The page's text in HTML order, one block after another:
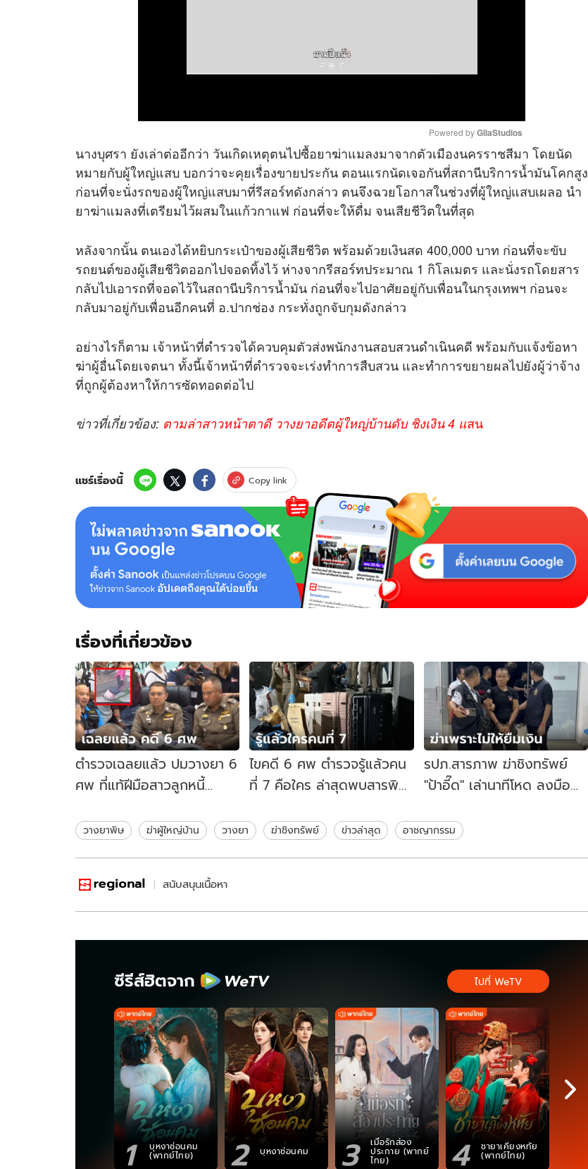
M
u
t
Powered by GliaStudios
นางบุศรา ยังเล่าต่ออีกว่า วันเกิดเหตุตนไปซื้อยาฆ่าแมลงมาจากตัวเมืองนครราชสีมา โดยนัด
หมายกับผู้ใหญ่แสบ บอกว่าจะคุยเรื่องขายประกัน ตอนแรกนัดเจอกันที่สถานีบริการน้ำมันโคกสูง
ก่อนที่จะนั่งรถของผู้ใหญ่แสบมาที่รีสอร์ทดังกล่าว ตนจึงฉวยโอกาสในช่วงที่ผู้ใหญ่แสบเผลอ นำ
ยาฆ่าแมลงที่เตรียมไว้ผสมในแก้วกาแฟ ก่อนที่จะให้ดื่ม จนเสียชีวิตในที่สุด
หลังจากนั้น ตนเองได้หยิบกระเป๋าของผู้เสียชีวิต พร้อมด้วยเงินสด 400,000 บาท ก่อนที่จะขับ
รถยนต์ของผู้เสียชีวิตออกไปจอดทิ้งไว้ ห่างจากรีสอร์ทประมาณ 1 กิโลเมตร และนั่งรถโดยสาร
กลับไปเอารถที่จอดไว้ในสถานีบริการน้ำมัน ก่อนที่จะไปอาศัยอยู่กับเพื่อนในกรุงเทพฯ ก่อนจะ
กลับมาอยู่กับเพื่อนอีกคนที่ อ.ปากช่อง กระทั่งถูกจับกุมดังกล่าว
อย่างไรก็ตาม เจ้าหน้าที่ตำรวจได้ควบคุมตัวส่งพนักงานสอบสวนดำเนินคดี พร้อมกับแจ้งข้อหา
ฆ่าผู้อื่นโดยเจตนา ทั้งนี้เจ้าหน้าที่ตำรวจจะเร่งทำการสืบสวน และทำการขยายผลไปยังผู้ว่าจ้าง
ที่ถูกผู้ต้องหาให้การซัดทอดต่อไป
ข่าวที่เกี่ยวข้อง: ตามล่าสาวหน้าตาดี วางยาอดีตผู้ใหญ่บ้านดับ ชิงเงิน 4 แสน
แชร์เรื่องนี้ Copy link
เรื่องที่เกี่ยวข้อง
ตำรวจเฉลยแล้ว ปมวางยา 6
ศพ ที่แท้ฝีมือสาวลูกหนี้
ไทย
ไขคดี 6 ศพ ตำรวจรู้แล้วคน
ที่ 7 คือใคร ล่าสุดพบสารพิษ
รปภ.สารภาพ ฆ่าชิงทรัพย์
"ป้าอี๊ด" เล่านาทีโหด ลงมือ
อะไรเกิดขึ้น
วางยาพิษ ฆ่าผู้ใหญ่บ้าน วางยา ฆ่าชิงทรัพย์ ข่าวล่าสุด อาชญากรรม
สนับสนุนเนื้อหา
ซีรีส์ฮิตจาก
1 บุหงาซ่อนคม
(พากย์ไทย) 2 บุหงาซ่อนคม 3 เมื่อรักส่อง
ประกาย (พากย์
ไทย) 4 ชายาเคียงหทัย
(พากย์ไทย) 5
ไปที่ WeTV